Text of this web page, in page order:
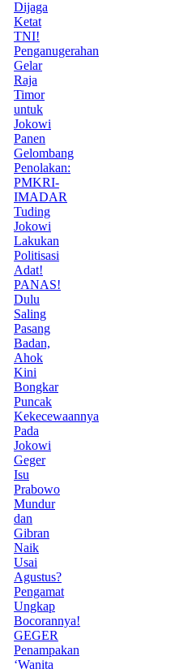
Dijaga
Ketat
TNI!
Penganugerahan
Gelar
Raja
Timor
untuk
Jokowi
Panen
Gelombang
Penolakan:
PMKRI-
IMADAR
Tuding
Jokowi
Lakukan
Politisasi
Adat!
PANAS!
Dulu
Saling
Pasang
Badan,
Ahok
Kini
Bongkar
Puncak
Kekecewaannya
Pada
Jokowi
Geger
Isu
Prabowo
Mundur
dan
Gibran
Naik
Usai
Agustus?
Pengamat
Ungkap
Bocorannya!
GEGER
Penampakan
‘Wanita